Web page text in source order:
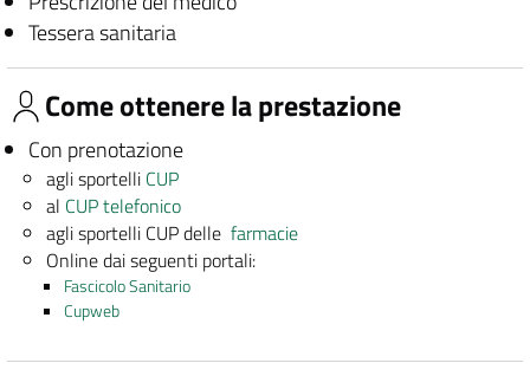
Tessera sanitaria
Come ottenere la prestazione
Con prenotazione
agli sportelli CUP
al CUP telefonico
agli sportelli CUP dellefarmacie
Online dai seguenti portali:
Fascicolo Sanitario
Cupweb